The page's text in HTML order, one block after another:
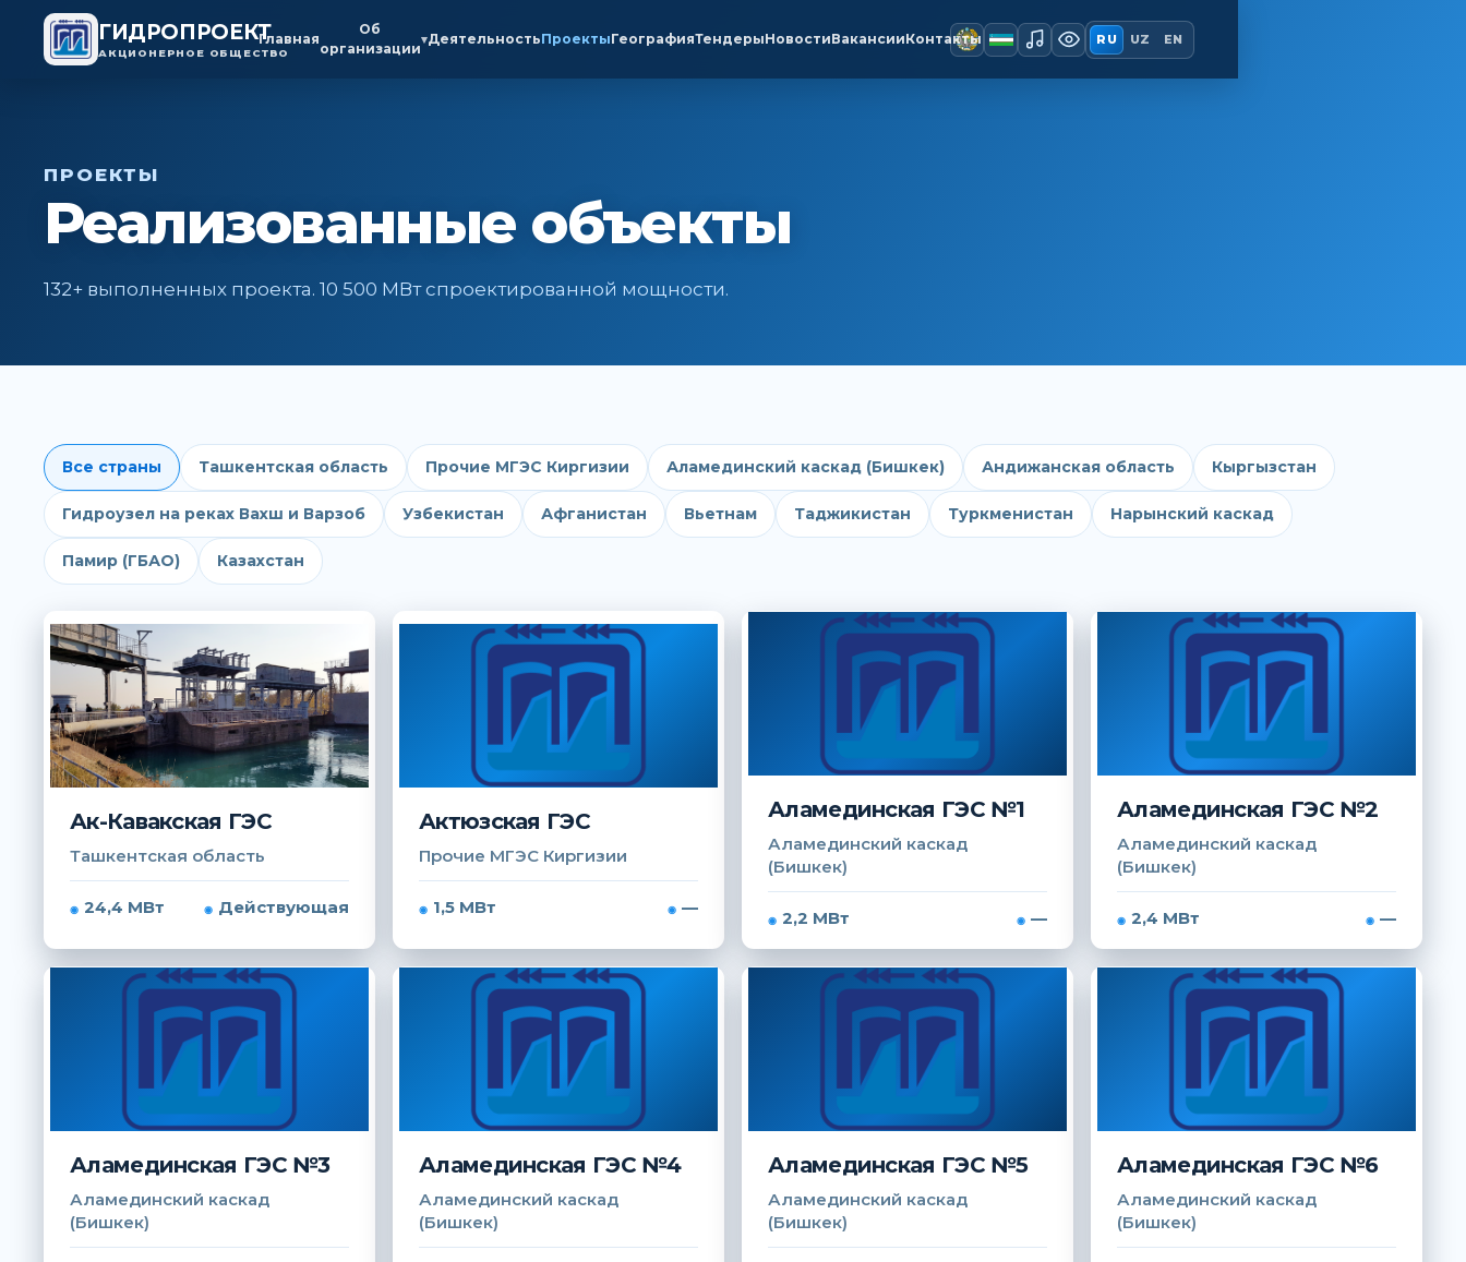
ГИДРОПРОЕКТ
АКЦИОНЕРНОЕ ОБЩЕСТВО
Главная
Об
организации
▾ДеятельностьПроектыГеографияТендерыНовостиВакансииКонтакты RU UZ EN
ПРОЕКТЫ
Реализованные объекты
132+ выполненных проекта. 10 500 МВт спроектированной мощности.
Все страны Ташкентская область Прочие МГЭС Киргизии Аламединский каскад (Бишкек) Андижанская область Кыргызстан
Гидроузел на реках Вахш и Варзоб Узбекистан Афганистан Вьетнам Таджикистан Туркменистан Нарынский каскад
Памир (ГБАО) Казахстан
Ак-Кавакская ГЭС
Ташкентская область
24,4 МВт Действующая
Актюзская ГЭС
Прочие МГЭС Киргизии
1,5 МВт —
Аламединская ГЭС №1
Аламединский каскад
(Бишкек)
2,2 МВт —
Аламединская ГЭС №2
Аламединский каскад
(Бишкек)
2,4 МВт —
Аламединская ГЭС №3
Аламединский каскад
(Бишкек)
Аламединская ГЭС №4
Аламединский каскад
(Бишкек)
Аламединская ГЭС №5
Аламединский каскад
(Бишкек)
Аламединская ГЭС №6
Аламединский каскад
(Бишкек)